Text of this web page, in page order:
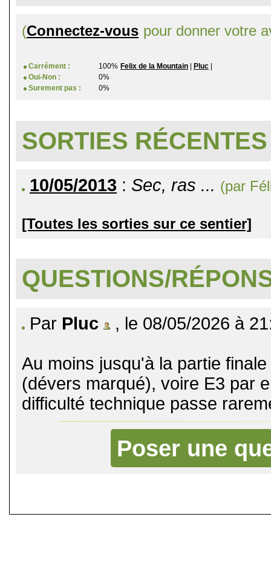
(Connectez-vous pour donner votre
Carrément : 100% Felix de la Mountain Pluc
Oui-Non :
0%
Surement pas :
0%
SORTIES RÉCENTES
10/05/2013 : Sec, ras ... (par
[Toutes les sorties sur ce sentier]
QUESTIONS/
Par Pluc , le 08/05/2026 à
Au moins jusqu'à la partie
(dévers marqué), voire E3 par
difficulté technique passe
Poser une